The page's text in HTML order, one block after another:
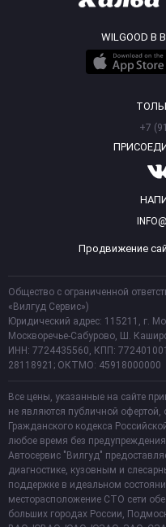
WILGOOD
+7
Продвижение
Общество с ограниченной
«Вилгуд Сервис»)
Юридический адрес: 115211, г.
Москворечье-Сабурово, Ш.
ИНН: 7724435560, КПП:
28118921; ОКТМО: 45918000000
Все цены, указанные на сайте
не являются публичной
Гражданского кодекса
любое время без
Автосервис "Вилгуд"
диагностике, кузовным и
поддержке в идеальном
месторасположение СТО сети
больших городах России,